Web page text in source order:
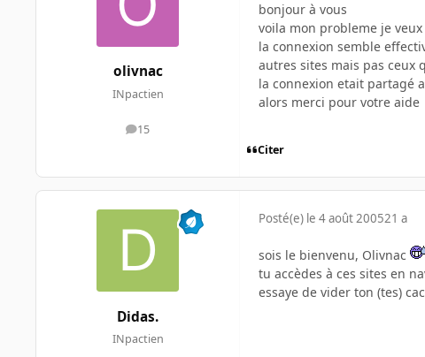
olivnac
INpactien
15
messages
bonjour à vous
voila mon probleme je
la connexion semble
autres sites mais pas ceux
la connexion etait partagé
alors merci pour votre aide
Citer
Didas.
INpactien
Posté(e) le 4 août 200521 a
sois le bienvenu, Olivnac
tu accèdes à ces sites en
essaye de vider ton (tes)